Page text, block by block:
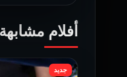
أفلام مشابهة
جديد